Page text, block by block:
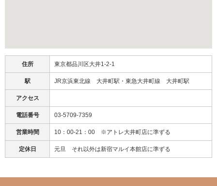
住所 東京都品川区大井1-2-1
駅 JR京浜東北線 大井町駅・東急大井町線 大井町駅
アクセス
電話番号 03-5709-7359
営業時間 10：00-21：00 ※アトレ大井町店に準ずる
定休日 元旦 それ以外は新宿マルイ本館店に準ずる